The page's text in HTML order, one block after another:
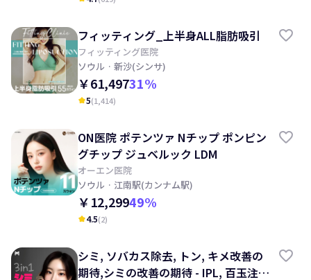
フィッティング_上半身ALL脂肪吸引
フィッティング医院
ソウル · 新沙(シンサ)
￥61,49731%
kid_star5(1,414)
ON医院 ポテンツァ Nチップ ポンピン
グチップ ジュベルック LDM
オーエン医院
ソウル · 江南駅(カンナム駅)
￥12,29949%
kid_star4.5(2)
シミ, ソバカス除去, トン, キメ改善の
期待,シミの改善の期待 - IPL, 百玉注